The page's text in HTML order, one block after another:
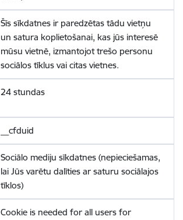
Šīs sīkdatnes ir paredzētas tādu vietņu
un satura koplietošanai, kas jūs interesē
mūsu vietnē, izmantojot trešo personu
sociālos tīklus vai citas vietnes.
24 stundas
__cfduid
Sociālo mediju sīkdatnes (nepieciešamas,
lai Jūs varētu dalīties ar saturu sociālajos
tīklos)
Cookie is needed for all users for